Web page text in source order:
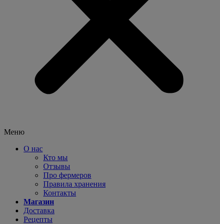
Меню
О нас
Кто мы
Отзывы
Про фермеров
Правила хранения
Контакты
Магазин
Доставка
Рецепты